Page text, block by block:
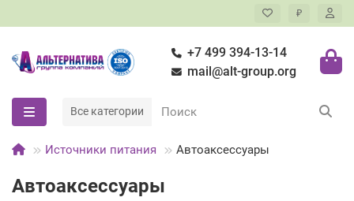
₽
+7 499 394-13-14
mail@alt-group.org
Все категории
Источники питания Автоаксессуары
Автоаксессуары